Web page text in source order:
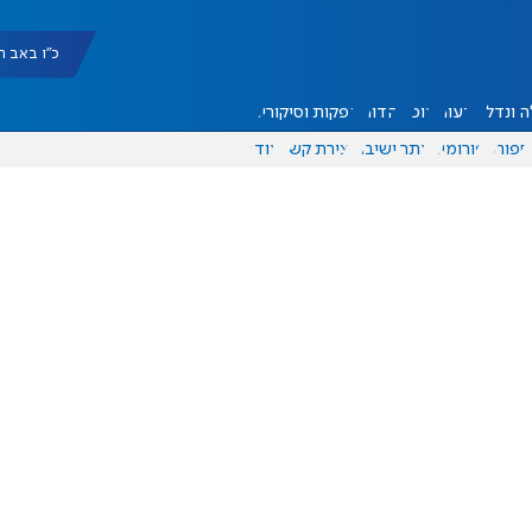
כ"ו באב
ונדל"ן דעות אוכל יהדות הפקות וסיקורים
ספורט פורומים אתר ישיבה יצירת קשר עוד